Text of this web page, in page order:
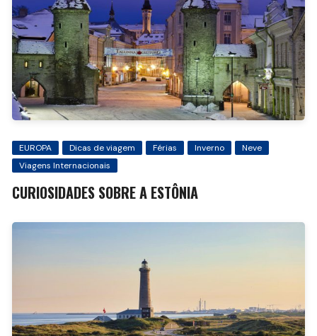
EUROPA Dicas de viagem Férias Inverno
Neve
Viagens Internacionais
CURIOSIDADES SOBRE A ESTÔNIA